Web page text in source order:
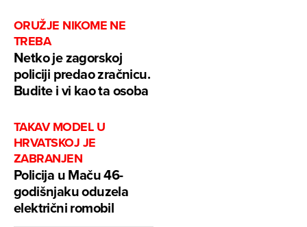
ORUŽJE NIKOME NE
TREBA
Netko je zagorskoj
policiji predao zračnicu.
Budite i vi kao ta osoba
TAKAV MODEL U
HRVATSKOJ JE
ZABRANJEN
Policija u Maču 46-
godišnjaku oduzela
električni romobil